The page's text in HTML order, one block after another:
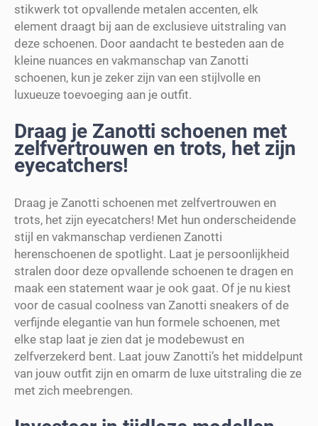
stikwerk tot opvallende metalen accenten, elk
element draagt bij aan de exclusieve uitstraling van
deze schoenen. Door aandacht te besteden aan de
kleine nuances en vakmanschap van Zanotti
schoenen, kun je zeker zijn van een stijlvolle en
luxueuze toevoeging aan je outfit.
Draag je Zanotti schoenen met
zelfvertrouwen en trots, het zijn
eyecatchers!
Draag je Zanotti schoenen met zelfvertrouwen en
trots, het zijn eyecatchers! Met hun onderscheidende
stijl en vakmanschap verdienen Zanotti
herenschoenen de spotlight. Laat je persoonlijkheid
stralen door deze opvallende schoenen te dragen en
maak een statement waar je ook gaat. Of je nu kiest
voor de casual coolness van Zanotti sneakers of de
verfijnde elegantie van hun formele schoenen, met
elke stap laat je zien dat je modebewust en
zelfverzekerd bent. Laat jouw Zanotti’s het middelpunt
van jouw outfit zijn en omarm de luxe uitstraling die ze
met zich meebrengen.